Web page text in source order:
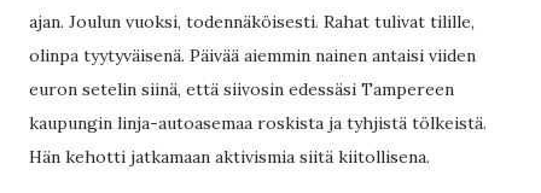
ajan. Joulun vuoksi, todennäköisesti. Rahat tulivat tilille,
olinpa tyytyväisenä. Päivää aiemmin nainen antaisi viiden
euron setelin siinä, että siivosin edessäsi Tampereen
kaupungin linja-autoasemaa roskista ja tyhjistä tölkeistä.
Hän kehotti jatkamaan aktivismia siitä kiitollisena.